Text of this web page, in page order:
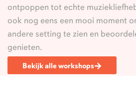
ontpoppen tot echte
ook nog eens een mooi moment
andere setting te zien en
genieten.
Bekijk alle workshops